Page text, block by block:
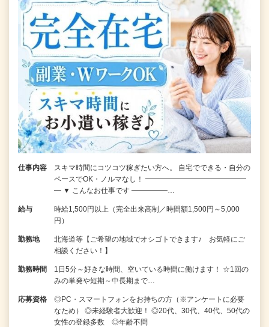
仕事内容
スキマ時間にコツコツ稼ぎたい方へ。 自宅でできる・自分の
ペースでOK・ノルマなし！ ━━━━━━━━━━━━━━
━ ▼ こんなお仕事です ━━━━━…
給与
時給1,500円以上（完全出来高制／時間額1,500円～5,000
円）
勤務地
北海道等【ご希望の地域でオシゴトできます♪ お気軽にご
相談ください！】
勤務時間
1日5分～好きな時間、空いている時間に働けます！ ☆1回の
みの単発や短期～中長期まで…
応募資格
◎PC・スマートフォンをお持ちの方（※アンケートに必要
なため） ◎未経験者大歓迎！ ◎20代、30代、40代、50代の
女性の登録多数 ◎年齢不問